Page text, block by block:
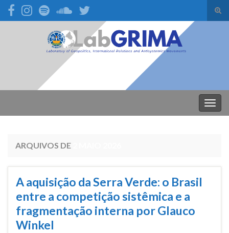
Search for:
ARQUIVOS DE
A aquisição da Serra Verde: o Brasil
entre a competição sistêmica e a
fragmentação interna por Glauco
Winkel